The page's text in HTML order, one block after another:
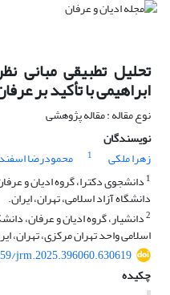
تحلیل تطبیقی مبانی
ابراهیمی‏ با تأکید بر
نوع مقاله : مقاله پژوهشی
نویسندگان
زهرا ملکی
1 محمودرضا
1 دانشجوی دکترا، گروه ادیان و
دانشگاه آزاد اسلامی، تهران، ایران.
2دانشیار، گروه ادیان و عرفان،
اسلامی واحد تهران مرکزی، تهران،
jrm.2025.396060.630619
چکیده